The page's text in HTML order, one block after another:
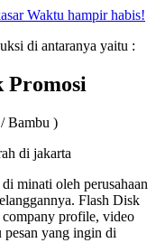
Waktu hampir habis!
di antaranya yaitu :
Promosi
Bambu )
minati oleh perusahaan
Flash Disk
company profile, video
yang ingin di